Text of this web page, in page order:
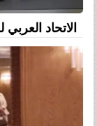
الاتحاد